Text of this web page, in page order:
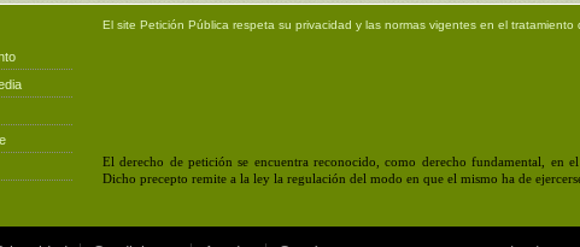
El site Petición Pública respeta su privacidad y las normas vigentes en el tratamiento
El derecho de petición se encuentra reconocido, como derecho fundamental, en
Dicho precepto remite a la ley la regulación del modo en que el mismo ha de